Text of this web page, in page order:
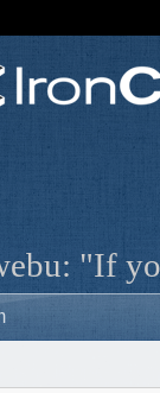
"If